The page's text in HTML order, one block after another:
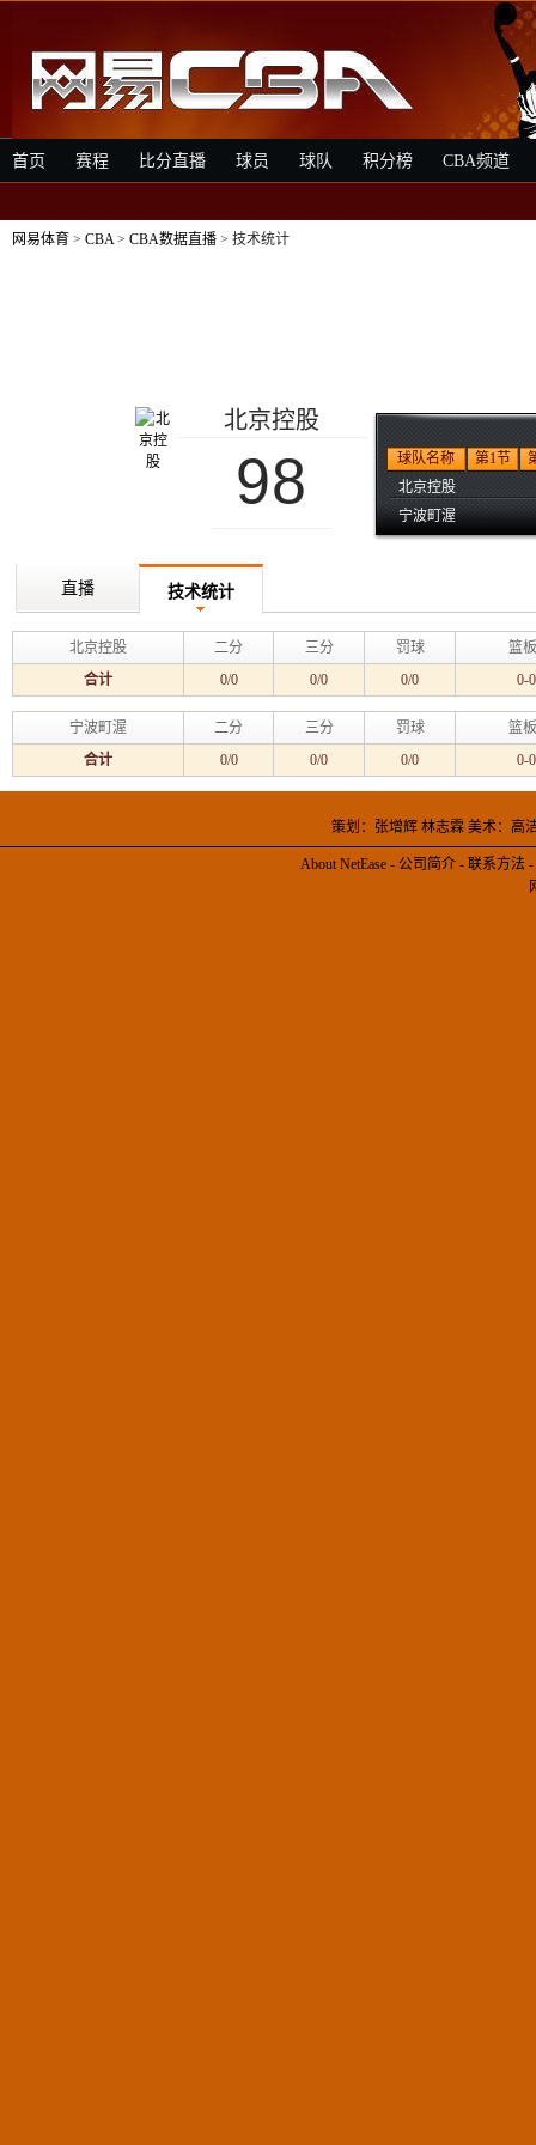
首页 赛程 比分直播 球员 球队 积分榜 CBA频道
网易体育 > CBA> CBA数据直播 > 技术统计
北京控股
98 球队名称 第1节
北京控股
宁波町渥
直播 技术统计
北京控股 二分 三分 罚球
篮
合计
0/0 0/0 0/0 0-
宁波町渥 二分 三分 罚球
篮
合计
0/0 0/0 0/0 0-
策划：张增辉 林志霖 美术：
About NetEase - 公司简介 - 联系方法 -